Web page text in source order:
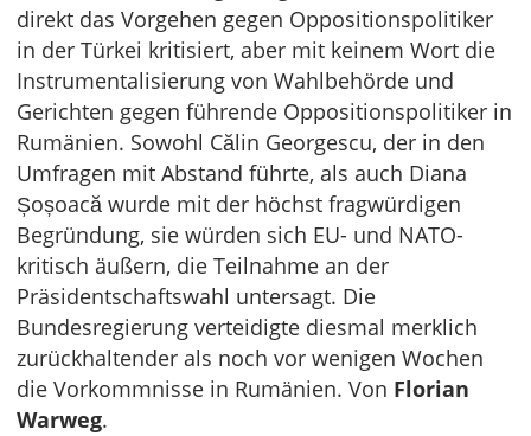
direkt das Vorgehen gegen Oppositionspolitiker
in der Türkei kritisiert, aber mit keinem Wort die
Instrumentalisierung von Wahlbehörde und
Gerichten gegen führende Oppositionspolitiker in
Rumänien. Sowohl Călin Georgescu, der in den
Umfragen mit Abstand führte, als auch Diana
Șoșoacă wurde mit der höchst fragwürdigen
Begründung, sie würden sich EU- und NATO-
kritisch äußern, die Teilnahme an der
Präsidentschaftswahl untersagt. Die
Bundesregierung verteidigte diesmal merklich
zurückhaltender als noch vor wenigen Wochen
die Vorkommnisse in Rumänien. Von Florian
Warweg.